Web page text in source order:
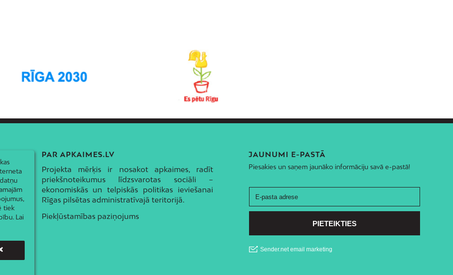
PAR APKAIMES.LV
Projekta mērķis ir nosakot apkaimes, radīt
priekšnoteikumus līdzsvarotas sociāli –
ekonomiskās un telpiskās politikas ieviešanai
Rīgas pilsētas administratīvajā teritorijā.
Piekļūstamības paziņojums
JAUNUMI E-PASTĀ
Piesakies un saņem jaunāko informāciju savā e-pastā!
tiek
Lai